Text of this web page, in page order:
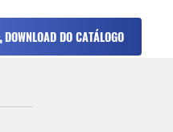
DOWNLOAD DO CATÁLOGO